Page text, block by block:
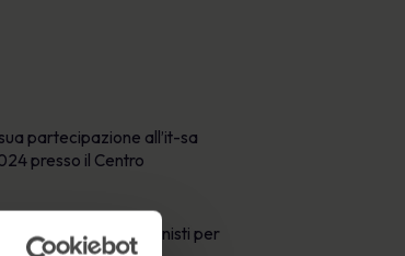
partecipazione all’it-sa
presso il Centro
pensiero e professionisti per